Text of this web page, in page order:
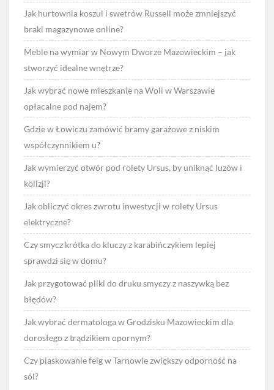
Jak hurtownia koszul i swetrów Russell może zmniejszyć
braki magazynowe online?
Meble na wymiar w Nowym Dworze Mazowieckim – jak
stworzyć idealne wnętrze?
Jak wybrać nowe mieszkanie na Woli w Warszawie
opłacalne pod najem?
Gdzie w Łowiczu zamówić bramy garażowe z niskim
współczynnikiem u?
Jak wymierzyć otwór pod rolety Ursus, by uniknąć luzów i
kolizji?
Jak obliczyć okres zwrotu inwestycji w rolety Ursus
elektryczne?
Czy smycz krótka do kluczy z karabińczykiem lepiej
sprawdzi się w domu?
Jak przygotować pliki do druku smyczy z naszywką bez
błędów?
Jak wybrać dermatologa w Grodzisku Mazowieckim dla
dorosłego z trądzikiem opornym?
Czy piaskowanie felg w Tarnowie zwiększy odporność na
sól?